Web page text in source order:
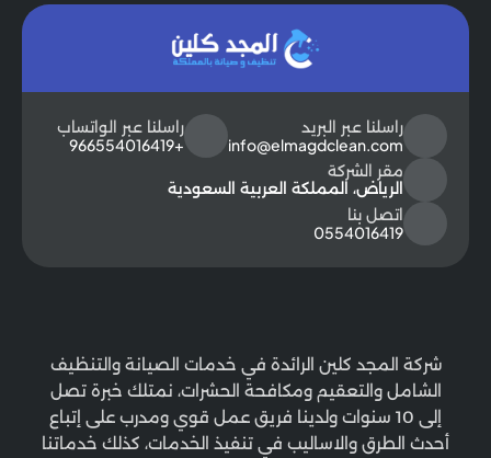
راسلنا عبر البريد
info@elmagdclean.com
راسلنا عبر الواتساب
+966554016419
مقر الشركة
الرياض، المملكة العربية السعودية
اتصل بنا
0554016419
شركة المجد كلين الرائدة في خدمات الصيانة والتنظيف
الشامل والتعقيم ومكافحة الحشرات، نمتلك خبرة تصل
إلى 10 سنوات ولدينا فريق عمل قوي ومدرب على إتباع
أحدث الطرق والاساليب في تنفيذ الخدمات، كذلك خدماتنا